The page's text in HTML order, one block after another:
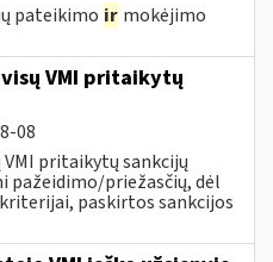
pateikimo ir mokėjimo
VMI pritaikytų
08
pritaikytų sankcijų
pažeidimo/priežasčių, dėl
paskirtos sankcijos